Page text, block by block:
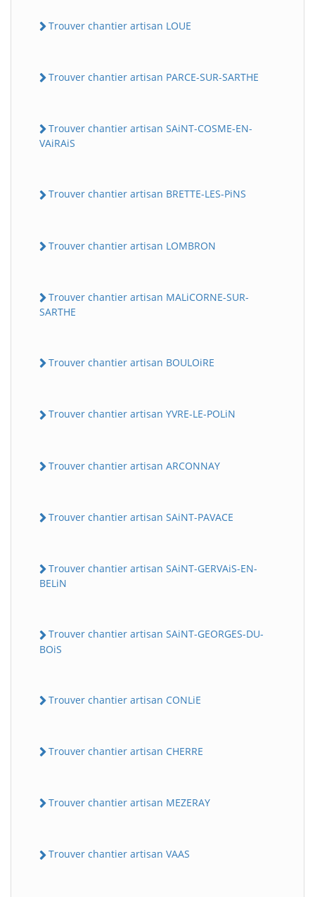
Trouver chantier artisan LOUE
Trouver chantier artisan PARCE-SUR-SARTHE
Trouver chantier artisan SAiNT-COSME-EN-
VAiRAiS
Trouver chantier artisan BRETTE-LES-PiNS
Trouver chantier artisan LOMBRON
Trouver chantier artisan MALiCORNE-SUR-
SARTHE
Trouver chantier artisan BOULOiRE
Trouver chantier artisan YVRE-LE-POLiN
Trouver chantier artisan ARCONNAY
Trouver chantier artisan SAiNT-PAVACE
Trouver chantier artisan SAiNT-GERVAiS-EN-
BELiN
Trouver chantier artisan SAiNT-GEORGES-DU-
BOiS
Trouver chantier artisan CONLiE
Trouver chantier artisan CHERRE
Trouver chantier artisan MEZERAY
Trouver chantier artisan VAAS